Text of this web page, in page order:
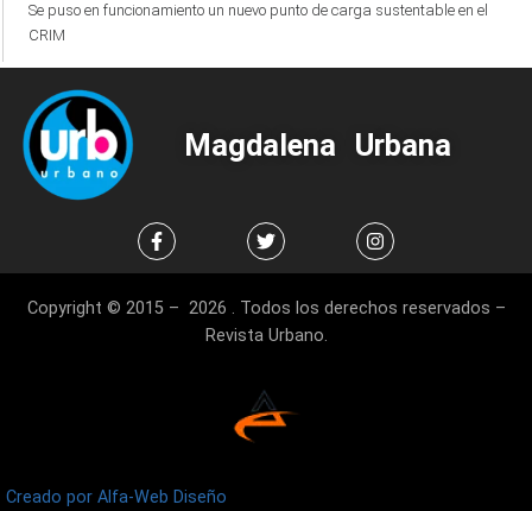
Se puso en funcionamiento un nuevo punto de carga sustentable en el
CRIM
Magdalena Urbana
Copyright © 2015 – 2026 . Todos los derechos reservados –
Revista Urbano.
Creado por Alfa-Web Diseño